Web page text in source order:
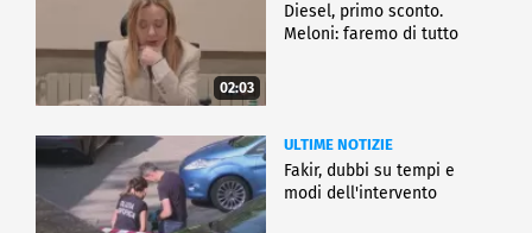
02:03
Diesel, primo sconto.
Meloni: faremo di tutto
ULTIME NOTIZIE
Fakir, dubbi su tempi e
modi dell'intervento